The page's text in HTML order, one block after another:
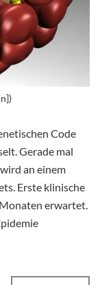
Code
Gerade mal
an einem
Erste klinische
erwartet.